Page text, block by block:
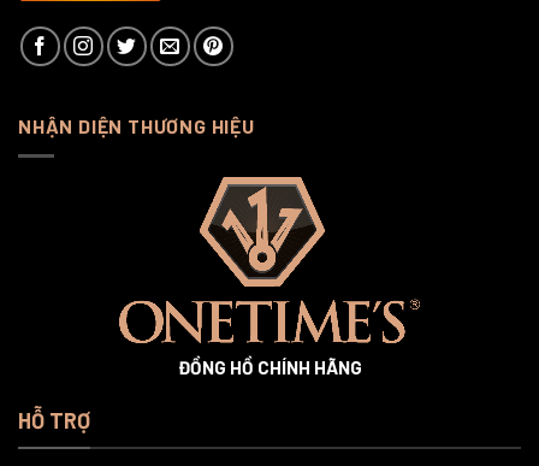
NHẬN DIỆN THƯƠNG HIỆU
ĐỒNG HỒ CHÍNH HÃNG
HỖ TRỢ